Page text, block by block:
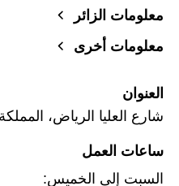
معلومات الزائر
معلومات أخرى
العنوان
شارع العليا الرياض، المملكة
ساعات العمل
السبت إلى الخميس: